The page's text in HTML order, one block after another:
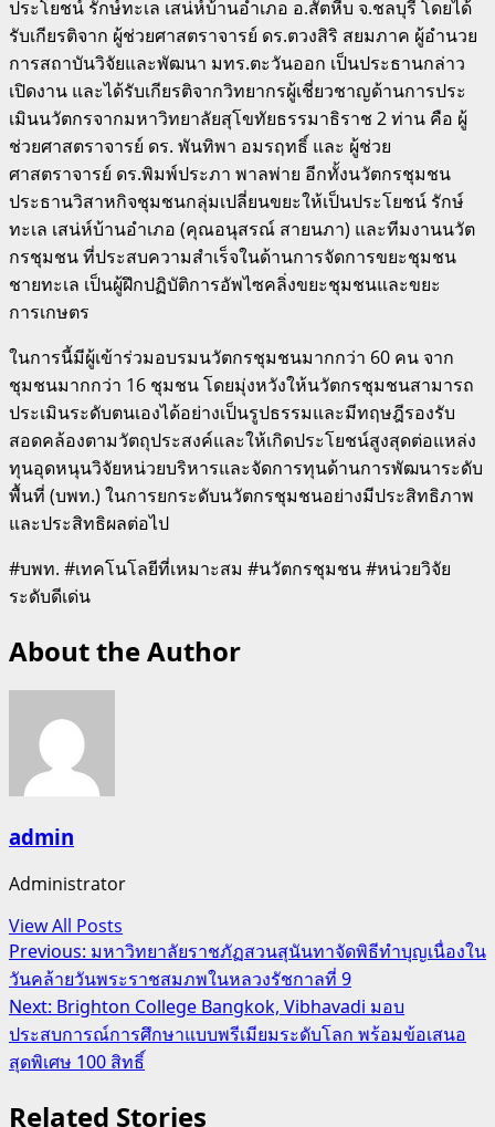
ประโยชน์ รักษ์ทะเล เสน่ห์บ้านอำเภอ อ.สัตหีบ จ.ชลบุรี โดยได้
รับเกียรติจาก ผู้ช่วยศาสตราจารย์ ดร.ตวงสิริ สยมภาค ผู้อำนวย
การสถาบันวิจัยและพัฒนา มทร.ตะวันออก เป็นประธานกล่าว
เปิดงาน และได้รับเกียรติจากวิทยากรผู้เชี่ยวชาญด้านการประ
เมินนวัตกรจากมหาวิทยาลัยสุโขทัยธรรมาธิราช 2 ท่าน คือ ผู้
ช่วยศาสตราจารย์ ดร. พันทิพา อมรฤทธิ์ และ ผู้ช่วย
ศาสตราจารย์ ดร.พิมพ์ประภา พาลพ่าย อีกทั้งนวัตกรชุมชน
ประธานวิสาหกิจชุมชนกลุ่มเปลี่ยนขยะให้เป็นประโยชน์ รักษ์
ทะเล เสน่ห์บ้านอำเภอ (คุณอนุสรณ์ สายนภา) และทีมงานนวัต
กรชุมชน ที่ประสบความสำเร็จในด้านการจัดการขยะชุมชน
ชายทะเล เป็นผู้ฝึกปฏิบัติการอัพไซคลิ่งขยะชุมชนและขยะ
การเกษตร
ในการนี้มีผู้เข้าร่วมอบรมนวัตกรชุมชนมากกว่า 60 คน จาก
ชุมชนมากกว่า 16 ชุมชน โดยมุ่งหวังให้นวัตกรชุมชนสามารถ
ประเมินระดับตนเองได้อย่างเป็นรูปธรรมและมีทฤษฎีรองรับ
สอดคล้องตามวัตถุประสงค์และให้เกิดประโยชน์สูงสุดต่อแหล่ง
ทุนอุดหนุนวิจัยหน่วยบริหารและจัดการทุนด้านการพัฒนาระดับ
พื้นที่ (บพท.) ในการยกระดับนวัตกรชุมชนอย่างมีประสิทธิภาพ
และประสิทธิผลต่อไป
#บพท. #เทคโนโลยีที่เหมาะสม #นวัตกรชุมชน #หน่วยวิจัย
ระดับดีเด่น
About the Author
admin
Administrator
View All Posts
Post
navigation
Previous: มหาวิทยาลัยราชภัฏสวนสุนันทาจัดพิธีทำบุญเนื่องใน
วันคล้ายวันพระราชสมภพในหลวงรัชกาลที่ 9
Next: Brighton College Bangkok, Vibhavadi มอบ
ประสบการณ์การศึกษาแบบพรีเมียมระดับโลก พร้อมข้อเสนอ
สุดพิเศษ 100 สิทธิ์
Related Stories